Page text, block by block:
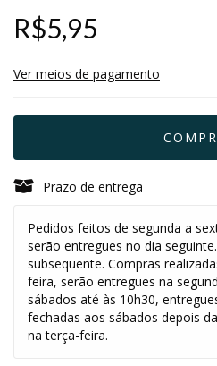
R$5,95
Ver meios de pagamento
Prazo de entrega
Pedidos feitos de segunda a
serão entregues no dia
subsequente. Compras
feira, serão entregues na
sábados até às 10h30,
fechadas aos sábados depois
na terça-feira.